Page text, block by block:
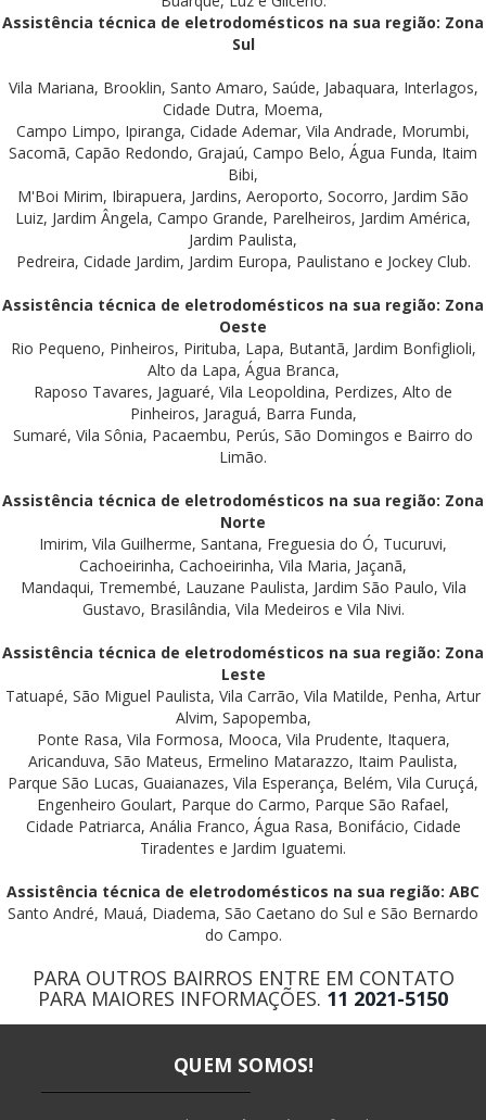
Assistência técnica de eletrodomésticos na sua região: Zona
Sul
Vila Mariana, Brooklin, Santo Amaro, Saúde, Jabaquara, Interlagos,
Cidade Dutra, Moema,
Campo Limpo, Ipiranga, Cidade Ademar, Vila Andrade, Morumbi,
Sacomã, Capão Redondo, Grajaú, Campo Belo, Água Funda, Itaim
Bibi,
M'Boi Mirim, Ibirapuera, Jardins, Aeroporto, Socorro, Jardim São
Luiz, Jardim Ângela, Campo Grande, Parelheiros, Jardim América,
Jardim Paulista,
Pedreira, Cidade Jardim, Jardim Europa, Paulistano e Jockey Club.
Assistência técnica de eletrodomésticos na sua região: Zona
Oeste
Rio Pequeno, Pinheiros, Pirituba, Lapa, Butantã, Jardim Bonfiglioli,
Alto da Lapa, Água Branca,
Raposo Tavares, Jaguaré, Vila Leopoldina, Perdizes, Alto de
Pinheiros, Jaraguá, Barra Funda,
Sumaré, Vila Sônia, Pacaembu, Perús, São Domingos e Bairro do
Limão.
Assistência técnica de eletrodomésticos na sua região: Zona
Norte
Imirim, Vila Guilherme, Santana, Freguesia do Ó, Tucuruvi,
Cachoeirinha, Cachoeirinha, Vila Maria, Jaçanã,
Mandaqui, Tremembé, Lauzane Paulista, Jardim São Paulo, Vila
Gustavo, Brasilândia, Vila Medeiros e Vila Nivi.
Assistência técnica de eletrodomésticos na sua região: Zona
Leste
Tatuapé, São Miguel Paulista, Vila Carrão, Vila Matilde, Penha, Artur
Alvim, Sapopemba,
Ponte Rasa, Vila Formosa, Mooca, Vila Prudente, Itaquera,
Aricanduva, São Mateus, Ermelino Matarazzo, Itaim Paulista,
Parque São Lucas, Guaianazes, Vila Esperança, Belém, Vila Curuçá,
Engenheiro Goulart, Parque do Carmo, Parque São Rafael,
Cidade Patriarca, Anália Franco, Água Rasa, Bonifácio, Cidade
Tiradentes e Jardim Iguatemi.
Assistência técnica de eletrodomésticos na sua região: ABC
Santo André, Mauá, Diadema, São Caetano do Sul e São Bernardo
do Campo.
PARA OUTROS BAIRROS ENTRE EM CONTATO
PARA MAIORES INFORMAÇÕES. 11 2021-5150
QUEM SOMOS!